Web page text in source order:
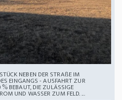
NEBEN DER STRAßE IM
EINGANGS - AUSFAHRT ZUR
BEBAUT, DIE ZULÄSSIGE
UND WASSER ZUM FELD. ...